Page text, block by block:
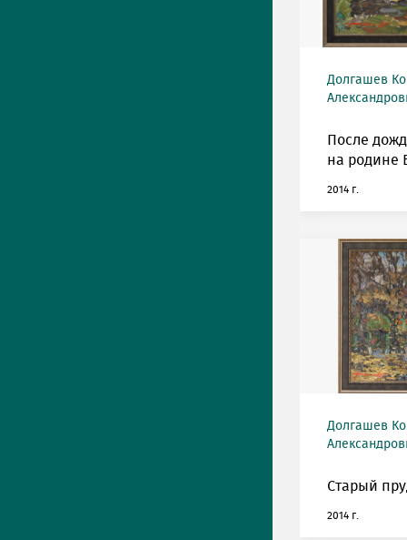
Долгашев
После
на родине
2014 г.
Долгашев
Старый
2014 г.